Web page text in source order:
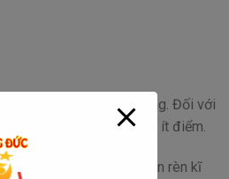
ý là hết sức quan trọng. Đối với
mình hiểu biết nhưng ít điểm.
bạn nên rèn kĩ